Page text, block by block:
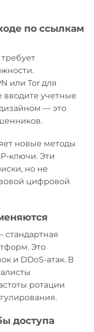
по ссылкам
или Tor для
вводите учетные
— это
новые методы
ключи. Эти
но не
цифровой
Это
и DDoS-атак. В
ротации
доступа